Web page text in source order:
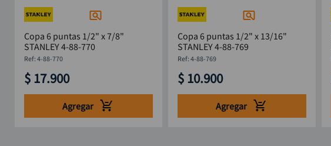
Copa 6 puntas 1/2" x 7/8"
STANLEY 4-88-770
: 4-88-770
$ 17.900
Agregar
Copa 6 puntas 1/2" x 13/16"
STANLEY 4-88-769
: 4-88-769
$ 10.900
Agregar